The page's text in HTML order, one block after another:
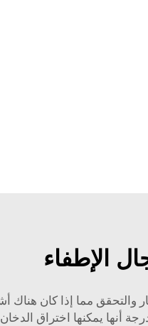
الإطفاء
والتحقق مما إذا كان
أنها يمكنها اختراق